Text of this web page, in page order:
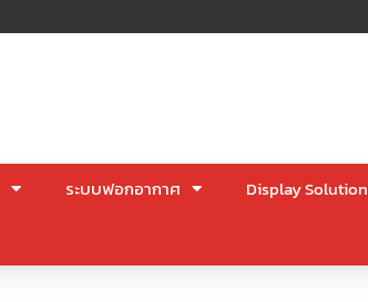
ระบบฟอกอากาศ Display Solution